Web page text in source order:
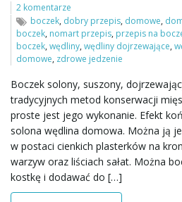
2 komentarze
boczek, dobry przepis, domowe,
boczek, nomart przepis, przepis na
boczek,wędliny,wędliny dojrzewające,
domowe, zdrowe jedzenie
Boczek solony, suszony,
tradycyjnych metod konserwacji
proste jest jego wykonanie. Efekt
solona wędlina domowa. Można ją
w postaci cienkich plasterków na
warzyw oraz liściach sałat. Można
kostkę i dodawać do […]